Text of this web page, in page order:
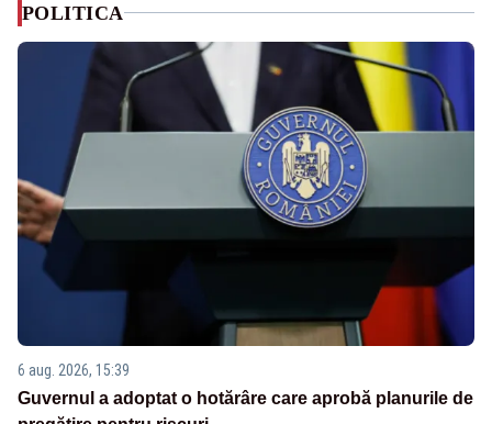
POLITICA
6 aug. 2026, 15:39
Guvernul a adoptat o hotărâre care aprobă planurile de